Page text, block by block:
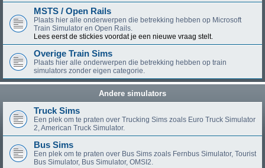
MSTS / Open Rails
Plaats hier alle onderwerpen die betrekking hebben op Microsoft
Train Simulator en Open Rails.
Lees eerst de stickies voordat je een nieuwe vraag stelt.
Overige Train Sims
Plaats hier alle onderwerpen die betrekking hebben op train
simulators zonder eigen categorie.
Andere simulators
Truck Sims
Een plek om te praten over Trucking Sims zoals Euro Truck Simulator
2, American Truck Simulator.
Bus Sims
Een plek om te praten over Bus Sims zoals Fernbus Simulator, Tourist
Bus Simulator, Bus Simulator, OMSI2.